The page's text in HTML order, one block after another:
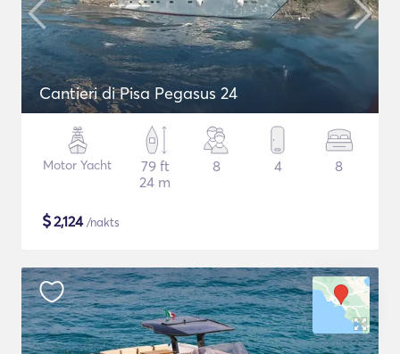
Cantieri di Pisa Pegasus 24
Motor Yacht
79 ft
24 m
8 4 8
$2,124/nakts